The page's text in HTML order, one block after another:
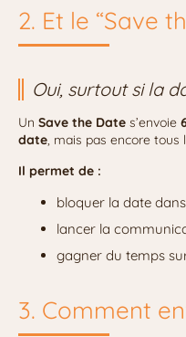
2. Et le “Save
Oui, surtout si la
Un Save the Date s’envoie
date, mais pas encore tous
Il permet de :
bloquer la date
lancer la
gagner du temps
3. Comment